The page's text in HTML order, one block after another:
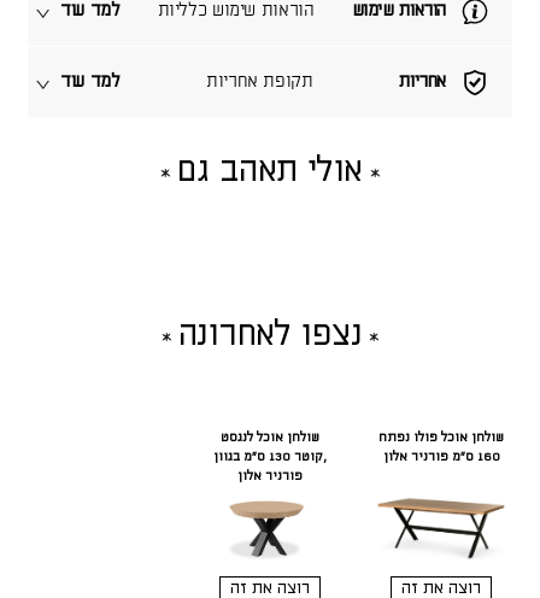
אחריות תקופת אחריות למד עוד
הוראות שימוש הוראות שימוש כלליות למד עוד
אולי תאהב גם
נצפו לאחרונה
שולחן אוכל פולו נפתח
160 ס"מ פורניר אלון
רוצה את זה
שולחן אוכל לנגסט
,קוטר 130 ס"מ בגוון
פורניר אלון
רוצה את זה